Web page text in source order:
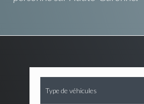
Type de véhicules